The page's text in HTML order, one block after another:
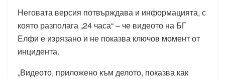
Неговата версия потвърждава и информацията, с
която разполага „24 часа“ – че видеото на БГ
Eлфи е изрязано и не показва ключов момент от
инцидента.
„Видеото, приложено към делото, показва как